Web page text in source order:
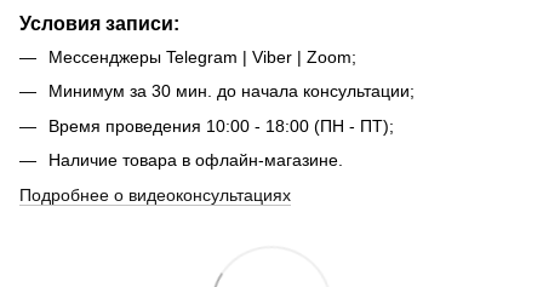
Условия записи:
Мессенджеры Telegram | Viber | Zoom;
Минимум за 30 мин. до начала консультации;
Время проведения 10:00 - 18:00 (ПН - ПТ);
Наличие товара в офлайн-магазине.
Подробнее о видеоконсультациях